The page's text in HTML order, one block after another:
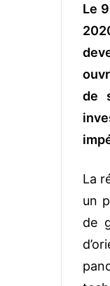
Le
de
La
un
de